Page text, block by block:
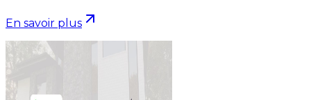
En savoir plus